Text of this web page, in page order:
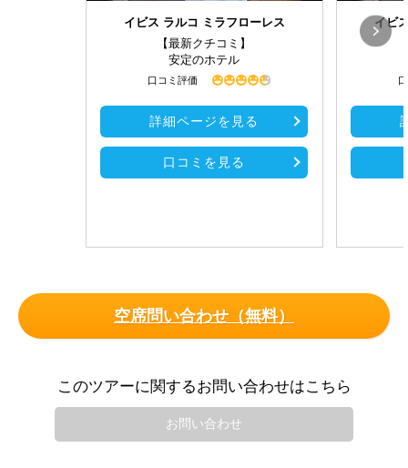
イビス ラルコ ミラフローレス
【最新クチコミ】
安定のホテル
口コミ評価
詳細ページを見る
口コミを見る
イビ
空席問い合わせ（無料）
このツアーに関するお問い合わせはこちら
お問い合わせ